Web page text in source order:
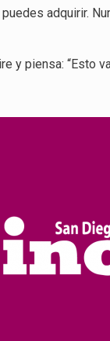
adquirir.
y piensa: “Esto